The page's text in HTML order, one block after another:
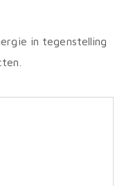
in tegenstelling